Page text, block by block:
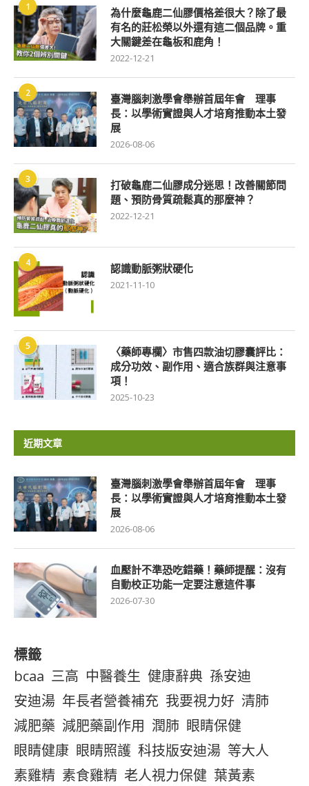
1
為什麼龜鹿二仙膠價格差很大？除了最
有名的莊松榮以外還有這二個品牌。重
大關鍵差在龜板和鹿角！
2022-12-21
2
臺灣腦刺激學會舉辦首屆年會 理事
長：以學術實證與人才培育推動本土發
展
2026-08-06
3
打破龜鹿二仙膠成分迷思！改善關節問
題、預防骨質疏鬆真的那麼神？
2022-12-21
4 認識動脈粥狀硬化
2021-11-10
5
〈藥師專欄〉市售四款油切膠囊評比：
成分功效、副作用、適合族群與注意事
項！
2025-10-23
近期文章
臺灣腦刺激學會舉辦首屆年會 理事
長：以學術實證與人才培育推動本土發
展
2026-08-06
血壓計不準恐吃錯藥！藥師提醒：沒有
自動校正功能一定要注意這件事
2026-07-30
標籤
bcaa 三高 中醫養生 健康辭典 孫安迪
安迪湯 年長者營養補充 我要視力好 清肺
減肥藥 減肥藥副作用 潤肺 眼睛保健
眼睛健康 眼睛照護 科技版安迪湯 等大人
素雞精 素食雞精 老人視力保健 葉黃素